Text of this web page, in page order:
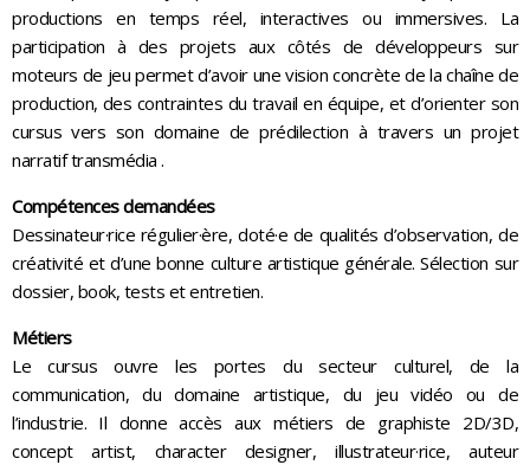
productions en temps réel, interactives ou immersives. La
participation à des projets aux côtés de développeurs sur
moteurs de jeu permet d’avoir une vision concrète de la chaîne de
production, des contraintes du travail en équipe, et d’orienter son
cursus vers son domaine de prédilection à travers un projet
narratif transmédia .
Compétences demandées
Dessinateur·rice régulier·ère, doté·e de qualités d’observation, de
créativité et d’une bonne culture artistique générale. Sélection sur
dossier, book, tests et entretien.
Métiers
Le cursus ouvre les portes du secteur culturel, de la
communication, du domaine artistique, du jeu vidéo ou de
l’industrie. Il donne accès aux métiers de graphiste 2D/3D,
concept artist, character designer, illustrateur·rice, auteur